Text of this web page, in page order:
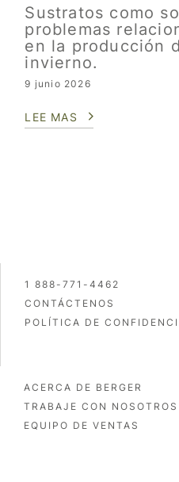
Sustratos como
problemas
en la producción
invierno.
9 junio 2026
LEE MAS
1 888-771-4462
CONTÁCTENOS
POLÍTICA DE
ACERCA DE BERGER
TRABAJE CON NOSOTROS
EQUIPO DE VENTAS